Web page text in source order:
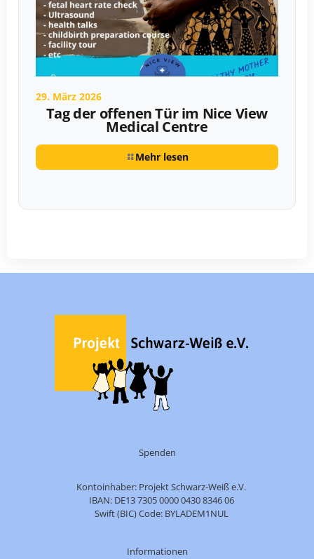
29. März 2026
Tag der offenen Tür im Nice View
Medical Centre
Mehr lesen
Spenden
Kontoinhaber: Projekt Schwarz-Weiß e.V.
IBAN: DE13 7305 0000 0430 8346 06
Swift (BIC) Code: BYLADEM1NUL
Informationen